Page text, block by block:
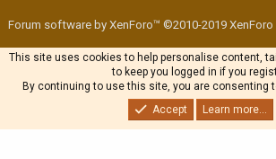
Forum software by XenForo™ ©2010-2019 XenForo
This site uses cookies to help personalise content,
to keep you logged in if you
By continuing to use this site, you are consenting
Accept
Learn more...